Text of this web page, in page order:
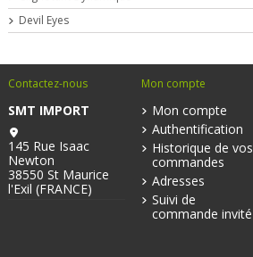
Devil Eyes
Contactez-nous
SMT IMPORT
145 Rue Isaac
Newton
38550 St Maurice
l'Exil (FRANCE)
Mon compte
Mon compte
Authentification
Historique de vos
commandes
Adresses
Suivi de
commande invité